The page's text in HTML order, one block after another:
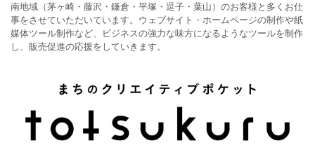
南地域（茅ヶ崎・藤沢・鎌倉・平塚・逗子・葉山）のお客様と多くお仕
事をさせていただいています。ウェブサイト・ホームページの制作や紙
媒体ツール制作など、ビジネスの強力な味方になるようなツールを制作
し、販売促進の応援をしていきます。